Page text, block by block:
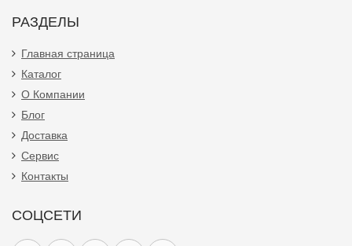
РАЗДЕЛЫ
Главная страница
Каталог
О Компании
Блог
Доставка
Сервис
Контакты
СОЦСЕТИ